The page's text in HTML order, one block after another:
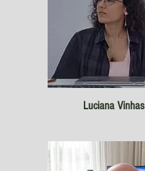
Luciana Vinhas